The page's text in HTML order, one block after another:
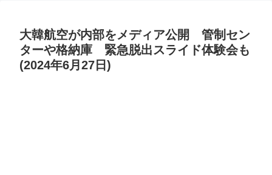
大韓航空が内部をメディア公開 管制セン
ターや格納庫 緊急脱出スライド体験会も
(2024年6月27日)